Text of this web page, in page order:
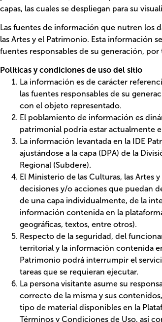
de julio de 2025 de la Dirección Nacional de
geográficas u otros impresos y documentos que
comprometen, en modo alguno, al Estado de
Ministerio de Relaciones Exteriores." (Publicación
La IDE Patrimonio reúne un grupo importante de
visualización.
Las fuentes de información que nutren los datos
Patrimonio. Esta información se encuentra en
generación, por tanto, podría contener diferencias
Políticas y condiciones de uso del sitio
La información es de carácter referencial y
responsables de su generación, por lo
El poblamiento de información es
actualmente en la plataforma.
La información levantada en la IDE
(DPA) de la División Política Administrativa
El Ministerio de las Culturas, las Artes y el
acciones que puedan derivar del uso de esta
de la integración y/o procesamiento de
(considerando todos los formatos:
Respecto de la seguridad, del
información contenida en la plataforma, el
servicio sin previo aviso, según así lo
La persona visitante asume su
sus contenidos, por tanto, no podrán usar
Plataforma, para fines distintos a los
disposiciones legales vigentes aplicables,
pudieran acarrear la vulneración de